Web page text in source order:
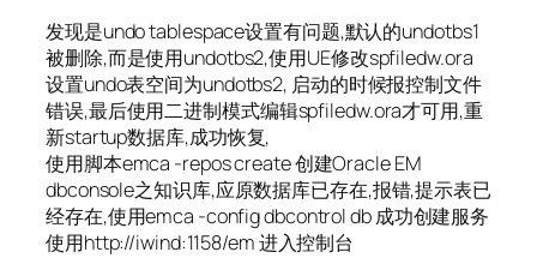
发现是undo tablespace设置有问题,默认的undotbs1
被删除,而是使用undotbs2,使用UE修改spfiledw.ora
设置undo表空间为undotbs2, 启动的时候报控制文件
错误,最后使用二进制模式编辑spfiledw.ora才可用,重
新startup数据库,成功恢复,
使用脚本emca -repos create 创建Oracle EM
dbconsole之知识库,应原数据库已存在,报错,提示表已
经存在,使用emca -config dbcontrol db 成功创建服务
使用http://iwind:1158/em 进入控制台